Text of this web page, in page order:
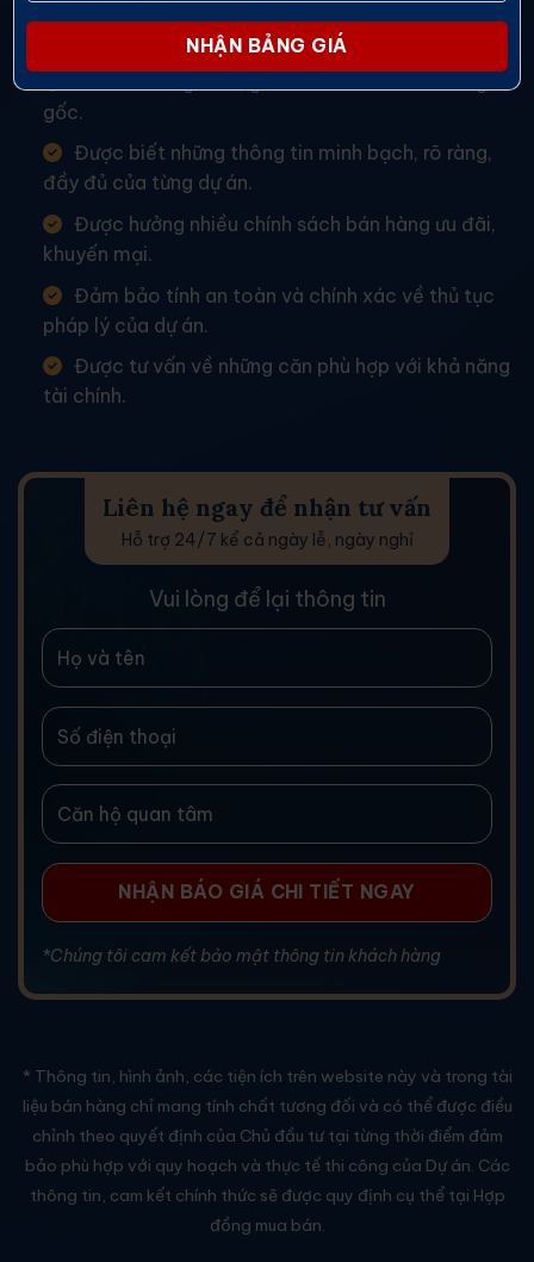
CAM KẾT BÁN HÀNG
gốc.
Được biết những thông tin minh bạch, rõ ràng,
đầy đủ của từng dự án.
Được hưởng nhiều chính sách bán hàng ưu đãi,
khuyến mại.
Đảm bảo tính an toàn và chính xác về thủ tục
pháp lý của dự án.
Được tư vấn về những căn phù hợp với khả năng
tài chính.
Liên hệ ngay để nhận tư vấn
Hỗ trợ 24/7 kể cả ngày lễ, ngày nghỉ
Vui lòng để lại thông tin
*Chúng tôi cam kết bảo mật thông tin khách hàng
* Thông tin, hình ảnh, các tiện ích trên website này và trong tài
liệu bán hàng chỉ mang tính chất tương đối và có thể được điều
chỉnh theo quyết định của Chủ đầu tư tại từng thời điểm đảm
bảo phù hợp với quy hoạch và thực tế thi công của Dự án. Các
thông tin, cam kết chính thức sẽ được quy định cụ thể tại Hợp
đồng mua bán.